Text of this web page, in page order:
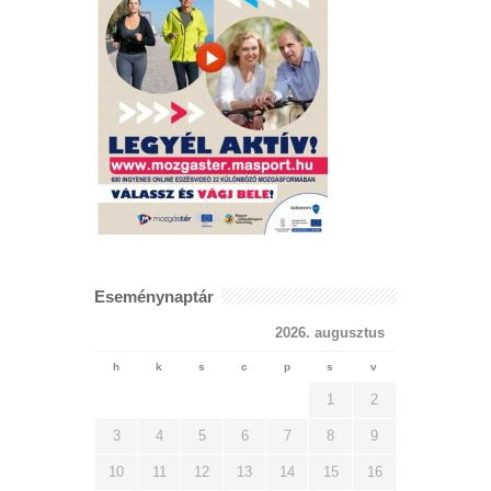
Eseménynaptár
2026. augusztus
h k s c p s v
1 2
3 4 5 6 7 8 9
10 11 12 13 14 15 16